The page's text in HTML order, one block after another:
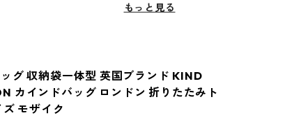
もっと見る
グ 収納袋一体型 英国ブランド KIND
カインドバッグ ロンドン 折りたたみト
モザイク